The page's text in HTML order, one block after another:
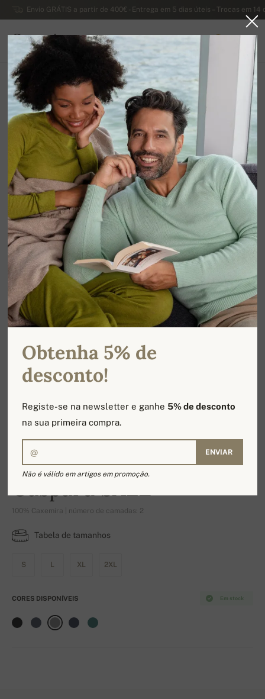
Envio GRÁTIS a partir de 400€ - Entrega em 5 dias úteis – Trocas em
Caxemira
PORTUGAL
Página principal
-19%
Gaspard SALE
100% Caxemira | número de camadas: 2
Tabela de tamanhos
S L XL 2XL
Em stock
CORES DISPONÍVEIS
Obtenha 5% de
desconto!
Registe-se na newsletter e ganhe5% de desconto
na sua primeira compra.
ENVIAR
Não é válido em artigos em promoção.